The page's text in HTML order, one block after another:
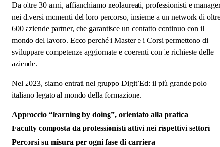
Da oltre 30 anni, affianchiamo neolaureati, professionisti e manager
nei diversi momenti del loro percorso, insieme a un network di oltre
600 aziende partner, che garantisce un contatto continuo con il
mondo del lavoro. Ecco perché i Master e i Corsi permettono di
sviluppare competenze aggiornate e coerenti con le richieste delle
aziende.
Nel 2023, siamo entrati nel gruppo Digit’Ed: il più grande polo
italiano legato al mondo della formazione.
Approccio “learning by doing”, orientato alla pratica
Faculty composta da professionisti attivi nei rispettivi settori
Percorsi su misura per ogni fase di carriera